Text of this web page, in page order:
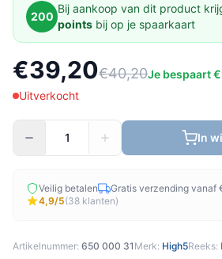
200
Bij aankoop van dit product
points bij op je spaarkaart
€39,20€40,20Je bespaart
Uitverkocht
In
Veilig betalen Gratis verzending vanaf
4,9/5(38 klanten)
Artikelnummer: 650 000 31 Merk: High5Reeks: